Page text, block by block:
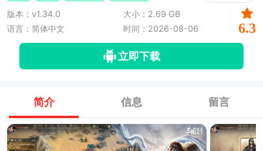
版本：v1.34.0
大小：2.69 GB
语言：简体中文
时间：2026-08-06 6.3
立即下载
简介 信息 留言